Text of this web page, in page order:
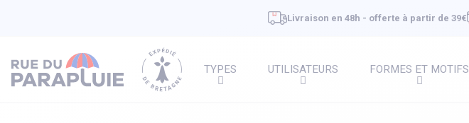
Livraison en 48h - offerte à partir de 39€
TYPES UTILISATEURS FORMES ET MOTIFS